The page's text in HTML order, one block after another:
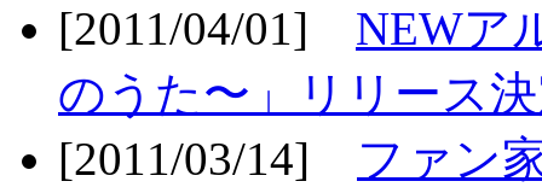
[2011/04/01] NEWア
のうた〜」リリース
[2011/03/14] ファン